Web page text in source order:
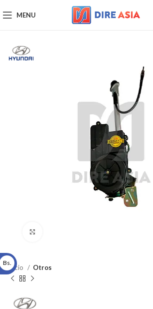
MENU
Inicio Otros
Bs.